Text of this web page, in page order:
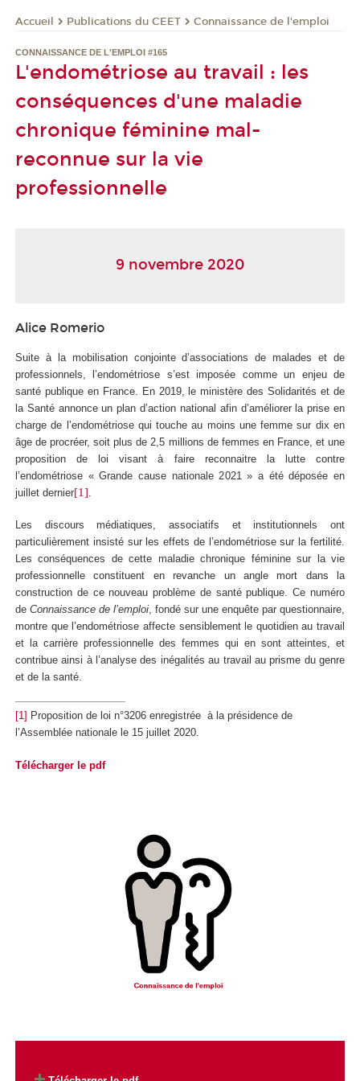
Accueil Publications du CEET Connaissance de l'emploi
CONNAISSANCE DE L'EMPLOI #165
L'endométriose au travail : les
conséquences d'une maladie
chronique féminine mal-
reconnue sur la vie
professionnelle
9 novembre 2020
Alice Romerio
Suite à la mobilisation conjointe d’associations de malades et de
professionnels, l’endométriose s’est imposée comme un enjeu de
santé publique en France. En 2019, le ministère des Solidarités et de
la Santé annonce un plan d’action national afin d’améliorer la prise en
charge de l’endométriose qui touche au moins une femme sur dix en
âge de procréer, soit plus de 2,5 millions de femmes en France, et une
proposition de loi visant à faire reconnaitre la lutte contre
l’endométriose « Grande cause nationale 2021 » a été déposée en
juillet dernier[1]
Les discours médiatiques, associatifs et institutionnels ont
particulièrement insisté sur les effets de l’endométriose sur la fertilité.
Les conséquences de cette maladie chronique féminine sur la vie
professionnelle constituent en revanche un angle mort dans la
construction de ce nouveau problème de santé publique. Ce numéro
de Connaissance de l’emploi, fondé sur une enquête par questionnaire,
montre que l’endométriose affecte sensiblement le quotidien au travail
et la carrière professionnelle des femmes qui en sont atteintes, et
contribue ainsi à l’analyse des inégalités au travail au prisme du genre
et de la santé.
[1] Proposition de loi n°3206 enregistrée à la présidence de
l’Assemblée nationale le 15 juillet 2020.
Télécharger le pdf